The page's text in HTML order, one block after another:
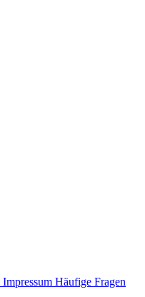
Impressum Häufige Fragen